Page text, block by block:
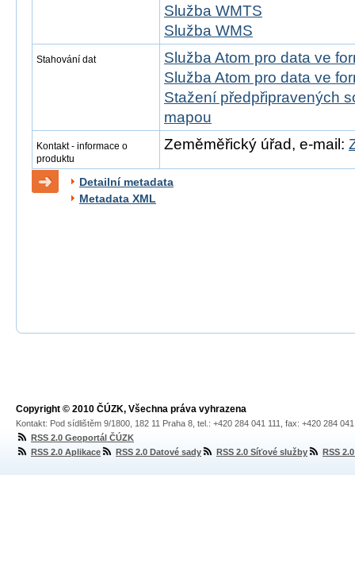
Služba WMTS
Služba WMS
Stahování dat
Služba Atom pro data ve
Služba Atom pro data ve
Stažení předpřipravených
mapou
Kontakt - informace o
produktu
Zeměměřický úřad, e-mail:
Detailní metadata
Metadata XML
Copyright © 2010 ČÚZK, Všechna práva vyhrazena
Kontakt: Pod sídlištěm 9/1800, 182 11 Praha 8, tel.: +420 284 041 111, fax: +420 284
RSS 2.0 Geoportál ČÚZK
RSS 2.0 Aplikace
RSS 2.0 Datové sady RSS 2.0 Síťové služby RSS